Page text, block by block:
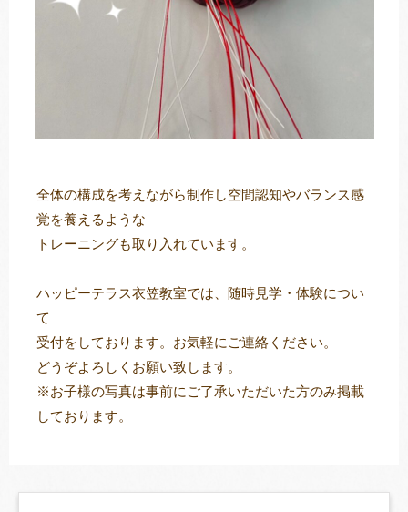
全体の構成を考えながら制作し空間認知やバランス感
覚を養えるような
トレーニングも取り入れています。
ハッピーテラス衣笠教室では、随時見学・体験につい
て
受付をしております。お気軽にご連絡ください。
どうぞよろしくお願い致します。
※お子様の写真は事前にご了承いただいた方のみ掲載
しております。